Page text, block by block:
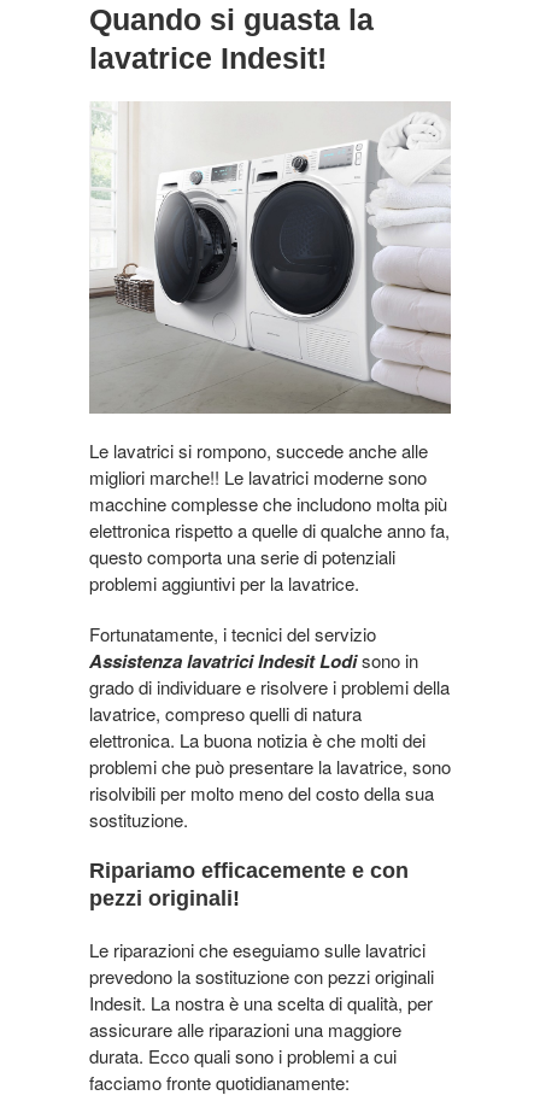
Quando si guasta la
lavatrice Indesit!
Le lavatrici si rompono, succede anche alle
migliori marche!! Le lavatrici moderne sono
macchine complesse che includono molta più
elettronica rispetto a quelle di qualche anno fa,
questo comporta una serie di potenziali
problemi aggiuntivi per la lavatrice.
Fortunatamente, i tecnici del servizio
Assistenza lavatrici Indesit Lodisono in
grado di individuare e risolvere i problemi della
lavatrice, compreso quelli di natura
elettronica. La buona notizia è che molti dei
problemi che può presentare la lavatrice, sono
risolvibili per molto meno del costo della sua
sostituzione.
Ripariamo efficacemente e con
pezzi originali!
Le riparazioni che eseguiamo sulle lavatrici
prevedono la sostituzione con pezzi originali
Indesit. La nostra è una scelta di qualità, per
assicurare alle riparazioni una maggiore
durata. Ecco quali sono i problemi a cui
facciamo fronte quotidianamente: